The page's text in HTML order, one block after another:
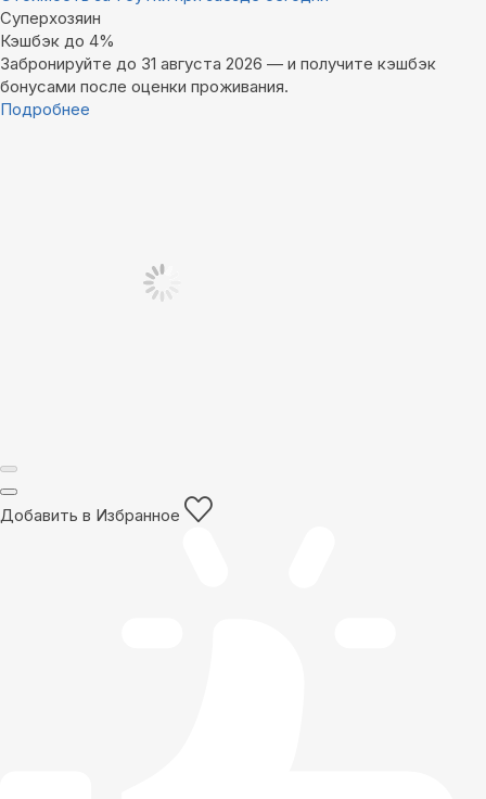
Суперхозяин
Кэшбэк до 4%
Забронируйте до 31 августа 2026 — и получите кэшбэк
бонусами после оценки проживания.
Подробнее
Добавить в Избранное